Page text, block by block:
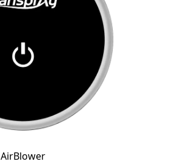
AirBlower